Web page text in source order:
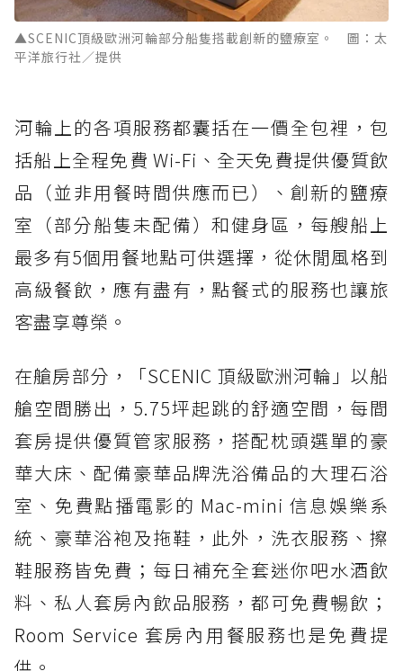
▲SCENIC頂級歐洲河輪部分船隻搭載創新的鹽療室。 圖：太
平洋旅行社／提供
河輪上的各項服務都囊括在一價全包裡，包
括船上全程免費 Wi-Fi、全天免費提供優質飲
品（並非用餐時間供應而已）、創新的鹽療
室（部分船隻未配備）和健身區，每艘船上
最多有5個用餐地點可供選擇，從休閒風格到
高級餐飲，應有盡有，點餐式的服務也讓旅
客盡享尊榮。
在艙房部分，「SCENIC 頂級歐洲河輪」以船
艙空間勝出，5.75坪起跳的舒適空間，每間
套房提供優質管家服務，搭配枕頭選單的豪
華大床、配備豪華品牌洗浴備品的大理石浴
室、免費點播電影的 Mac-mini 信息娛樂系
統、豪華浴袍及拖鞋，此外，洗衣服務、擦
鞋服務皆免費；每日補充全套迷你吧水酒飲
料、私人套房內飲品服務，都可免費暢飲；
Room Service 套房內用餐服務也是免費提